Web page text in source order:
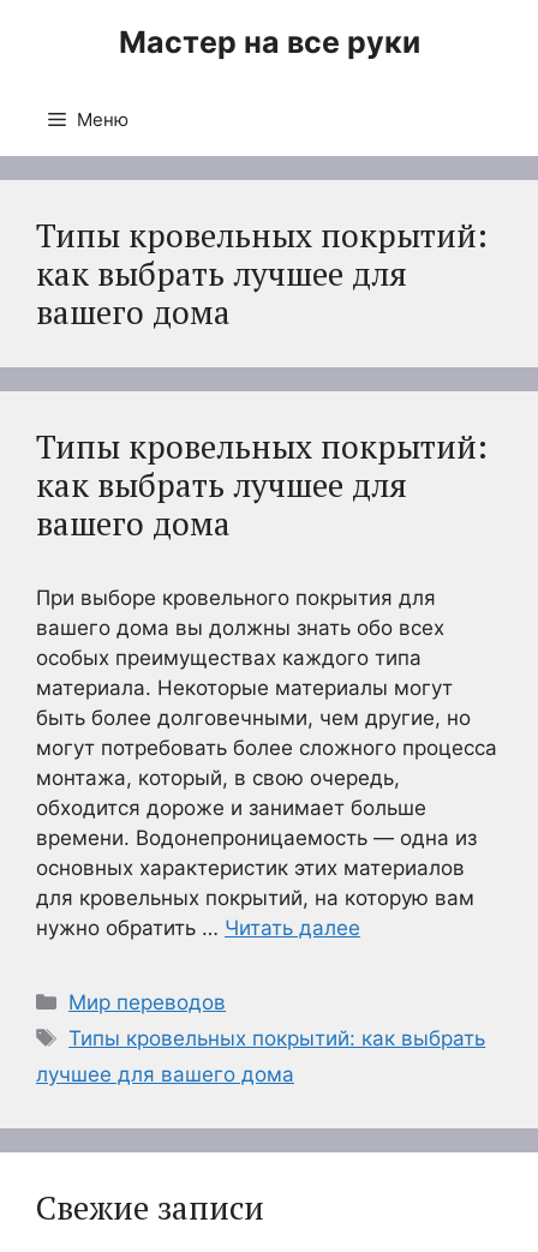
Мастер на все руки
Меню
Типы кровельных покрытий:
как выбрать лучшее для
вашего дома
Типы кровельных покрытий:
как выбрать лучшее для
вашего дома
При выборе кровельного покрытия для
вашего дома вы должны знать обо всех
особых преимуществах каждого типа
материала. Некоторые материалы могут
быть более долговечными, чем другие, но
могут потребовать более сложного процесса
монтажа, который, в свою очередь,
обходится дороже и занимает больше
времени. Водонепроницаемость — одна из
основных характеристик этих материалов
для кровельных покрытий, на которую вам
нужно обратить … Читать далее
Рубрики
Мир переводов
Метки
Типы кровельных покрытий: как выбрать
лучшее для вашего дома
Свежие записи